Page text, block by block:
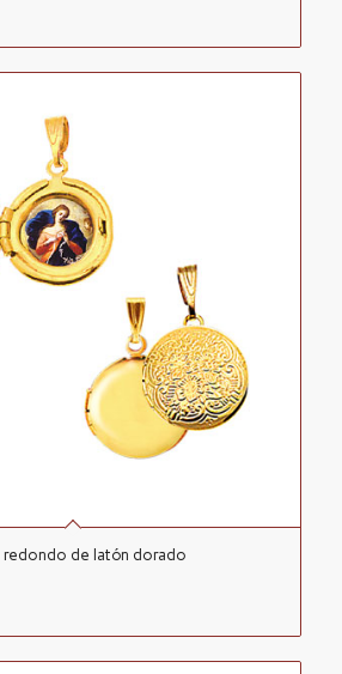
de latón dorado